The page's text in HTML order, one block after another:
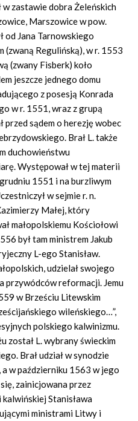
zastawie dobra Żeleńskich
Marszowice w pow.
od Jana Tarnowskiego
(zwaną Regulińską), w r. 1553
(zwany Fisberk) koło
jeszcze jednego domu
z posesją Konrada
w r. 1551, wraz z grupą
przed sądem o herezję wobec
Brał L. także
duchowieństwu
Występował w tej materii
1551 i na burzliwym
w sejmie r. n.
Małej, który
małopolskiemu Kościołowi
był tam ministrem Jakub
L-ego Stanisław.
udzielał swojego
przywódców reformacji. Jemu
w Brześciu Litewskim
wileńskiego…”,
polskiego kalwinizmu.
został L. wybrany świeckim
Brał udział w synodzie
w październiku 1563 w jego
zainicjowana przez
Stanisława
ministrami Litwy i